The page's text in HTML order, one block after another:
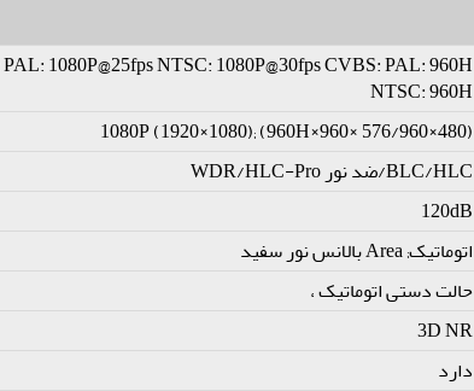
1080P@25fps NTSC: 1080P@30fps CVBS: PAL: 960H
NTSC: 960H
1080P (1920×1080); (960H×960× 576/960×480)
BLC/HLC/ضد نور WDR/HLC-Pro
120dB
اتوماتیک; Area بالانس نور سفید
حالت دستی اتوماتیک ،
3D NR
دارد